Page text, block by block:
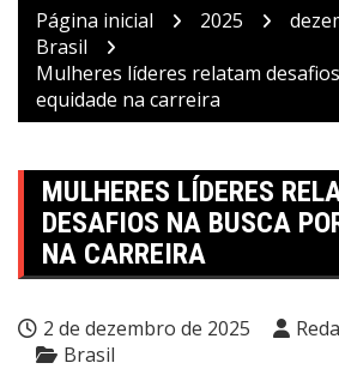
Página inicial 2025
Brasil
Mulheres líderes relatam
equidade na carreira
MULHERES LÍDERES
DESAFIOS NA BUSCA
NA CARREIRA
2 de dezembro de 2025
Brasil